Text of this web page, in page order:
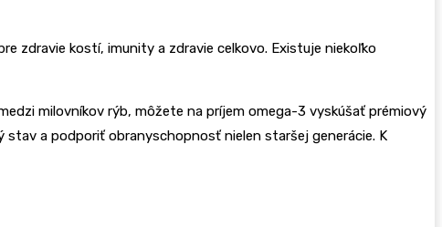
zdravie kostí, imunity a zdravie celkovo. Existuje niekoľko
milovníkov rýb, môžete na príjem omega-3 vyskúšať prémiový
a podporiť obranyschopnosť nielen staršej generácie. K